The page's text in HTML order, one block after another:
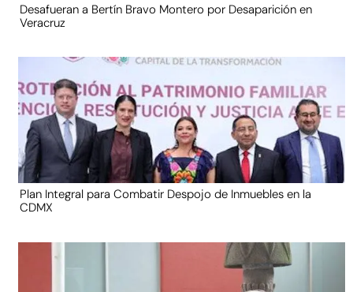
Desafueran a Bertín Bravo Montero por Desaparición en
Veracruz
Plan Integral para Combatir Despojo de Inmuebles en la
CDMX